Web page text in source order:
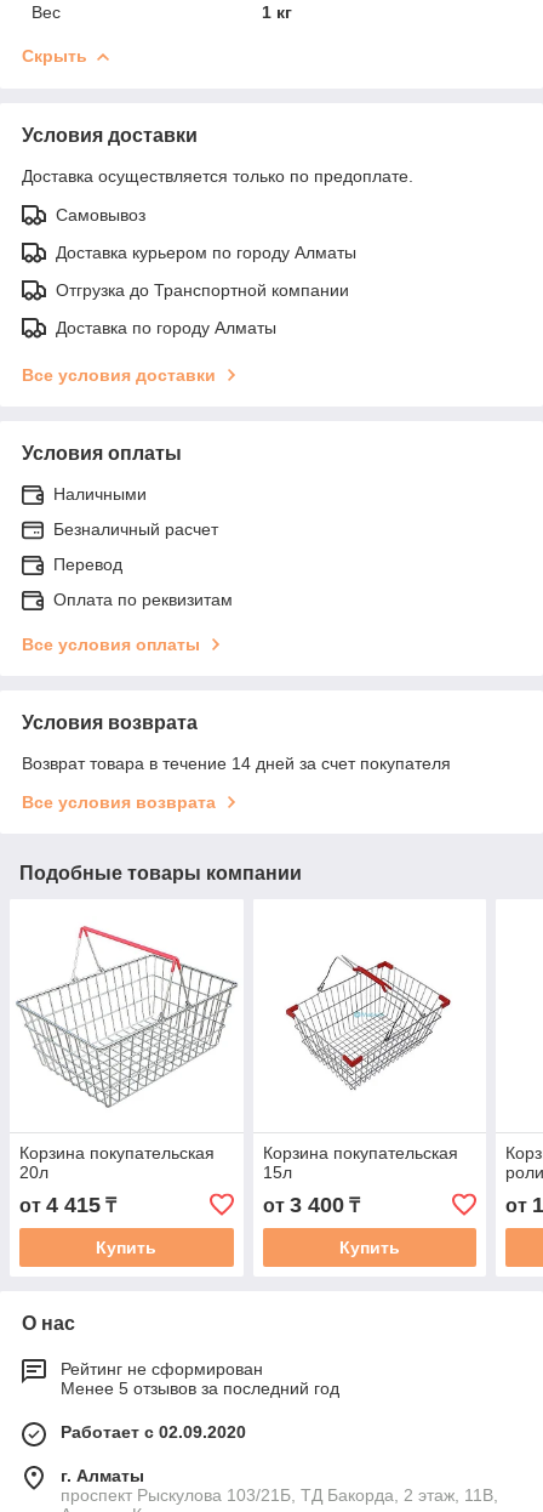
Вес
1 кг
Скрыть
Условия доставки
Доставка осуществляется только по предоплате.
Самовывоз
Доставка курьером по городу Алматы
Отгрузка до Транспортной компании
Доставка по городу Алматы
Все условия доставки
Условия оплаты
Наличными
Безналичный расчет
Перевод
Оплата по реквизитам
Все условия оплаты
Условия возврата
Возврат товара в течение 14 дней за счет покупателя
Все условия возврата
Подобные товары компании
Корзина покупательская
20л
от 4 415 ₸
Купить
Корзина покупательская
15л
от 3 400₸
Купить
от
О нас
Рейтинг не сформирован
Менее 5 отзывов за последний год
Работает с 02.09.2020
г. Алматы
проспект Рыскулова 103/21Б, ТД Бакорда, 2 этаж, 11В,